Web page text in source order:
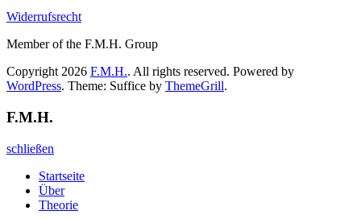
Widerrufsrecht
Member of the F.M.H. Group
Copyright 2026 F.M.H.. All rights reserved. Powered by
WordPress. Theme: Suffice by ThemeGrill.
F.M.H.
schließen
Startseite
Über
Theorie